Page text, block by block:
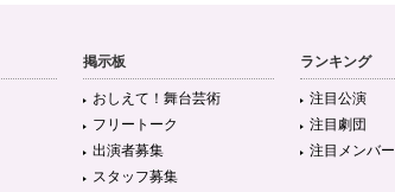
掲示板
おしえて！舞台芸術
フリートーク
出演者募集
スタッフ募集
ランキング
注目公演
注目劇団
注目メンバー